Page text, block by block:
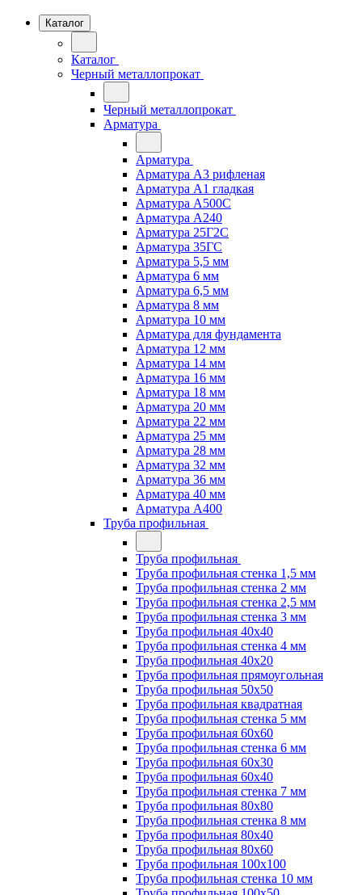
Каталог
Каталог
Черный металлопрокат
Черный металлопрокат
Арматура
Арматура
Арматура А3 рифленая
Арматура А1 гладкая
Арматура А500С
Арматура А240
Арматура 25Г2С
Арматура 35ГС
Арматура 5,5 мм
Арматура 6 мм
Арматура 6,5 мм
Арматура 8 мм
Арматура 10 мм
Арматура для фундамента
Арматура 12 мм
Арматура 14 мм
Арматура 16 мм
Арматура 18 мм
Арматура 20 мм
Арматура 22 мм
Арматура 25 мм
Арматура 28 мм
Арматура 32 мм
Арматура 36 мм
Арматура 40 мм
Арматура А400
Труба профильная
Труба профильная
Труба профильная стенка 1,5 мм
Труба профильная стенка 2 мм
Труба профильная стенка 2,5 мм
Труба профильная стенка 3 мм
Труба профильная 40х40
Труба профильная стенка 4 мм
Труба профильная 40х20
Труба профильная прямоугольная
Труба профильная 50х50
Труба профильная квадратная
Труба профильная стенка 5 мм
Труба профильная 60х60
Труба профильная стенка 6 мм
Труба профильная 60х30
Труба профильная 60х40
Труба профильная стенка 7 мм
Труба профильная 80х80
Труба профильная стенка 8 мм
Труба профильная 80х40
Труба профильная 80х60
Труба профильная 100х100
Труба профильная стенка 10 мм